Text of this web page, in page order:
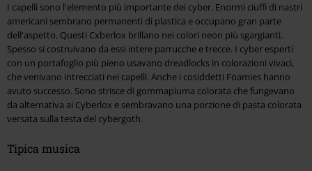
I capelli sono l'elemento più importante dei cyber. Enormi ciuffi di nastri
americani sembrano permanenti di plastica e occupano gran parte
dell'aspetto. Questi Cxberlox brillano nei colori neon più sgargianti.
Spesso si costruivano da essi intere parrucche e trecce. I cyber esperti
con un portafoglio più pieno usavano dreadlocks in colorazioni vivaci,
che venivano intrecciati nei capelli. Anche i cosiddetti Foamies hanno
avuto successo. Sono strisce di gommapiuma colorata che fungevano
da alternativa ai Cyberlox e sembravano una porzione di pasta colorata
versata sulla testa del cybergoth.
Tipica musica